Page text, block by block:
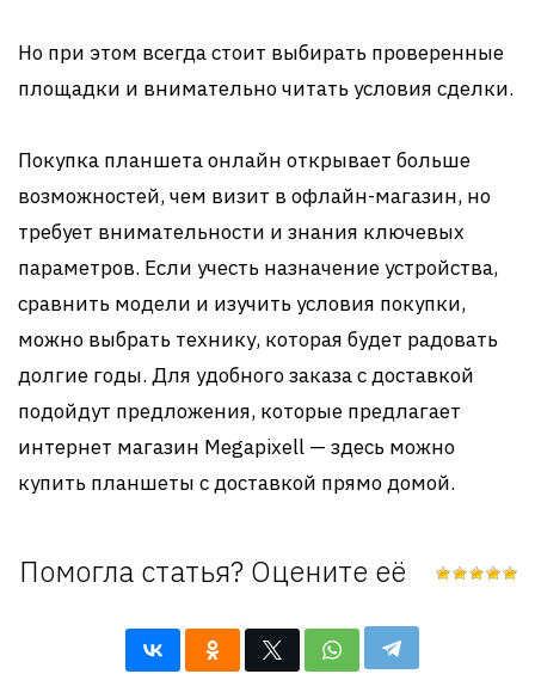
Но при этом всегда стоит выбирать проверенные
площадки и внимательно читать условия сделки.
Покупка планшета онлайн открывает больше
возможностей, чем визит в офлайн-магазин, но
требует внимательности и знания ключевых
параметров. Если учесть назначение устройства,
сравнить модели и изучить условия покупки,
можно выбрать технику, которая будет радовать
долгие годы. Для удобного заказа с доставкой
подойдут предложения, которые предлагает
интернет магазин Megapixell — здесь можно
купить планшеты с доставкой прямо домой.
Помогла статья? Оцените её